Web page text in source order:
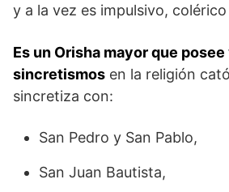
y a la vez es impulsivo,
Es un Orisha mayor que
sincretismos en la religión
sincretiza con:
San Pedro y San Pablo,
San Juan Bautista,